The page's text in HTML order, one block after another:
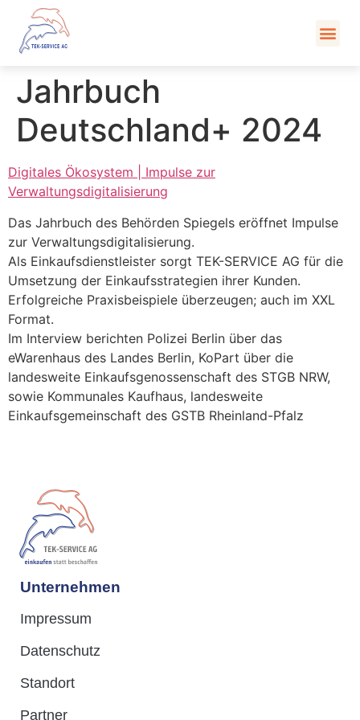
Jahrbuch
Deutschland+ 2024
Digitales Ökosystem | Impulse zur
Verwaltungsdigitalisierung
Das Jahrbuch des Behörden Spiegels eröffnet Impulse
zur Verwaltungsdigitalisierung.
Als Einkaufsdienstleister sorgt TEK-SERVICE AG für die
Umsetzung der Einkaufsstrategien ihrer Kunden.
Erfolgreiche Praxisbeispiele überzeugen; auch im XXL
Format.
Im Interview berichten Polizei Berlin über das
eWarenhaus des Landes Berlin, KoPart über die
landesweite Einkaufsgenossenschaft des STGB NRW,
sowie Kommunales Kaufhaus, landesweite
Einkaufsgemeinschaft des GSTB Rheinland-Pfalz
Unternehmen
Impressum
Datenschutz
Standort
Partner